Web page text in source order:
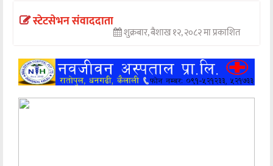
मनोरञ्जन
स्टेटसेभन संवाददाता
शुक्रबार, बैशाख १२, २०८२ मा प्रकाशित